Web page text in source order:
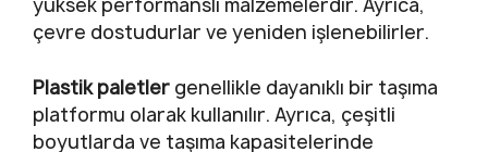
yüksek performanslı malzemelerdir. Ayrıca,
çevre dostudurlar ve yeniden işlenebilirler.
Plastik paletler genellikle dayanıklı bir taşıma
platformu olarak kullanılır. Ayrıca, çeşitli
boyutlarda ve taşıma kapasitelerinde